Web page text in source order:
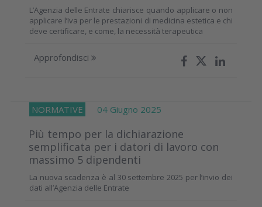
L’Agenzia delle Entrate chiarisce quando applicare o non
applicare l’Iva per le prestazioni di medicina estetica e chi
deve certificare, e come, la necessità terapeutica
Approfondisci
NORMATIVE 04 Giugno 2025
Più tempo per la dichiarazione
semplificata per i datori di lavoro con
massimo 5 dipendenti
La nuova scadenza è al 30 settembre 2025 per l’invio dei
dati all’Agenzia delle Entrate